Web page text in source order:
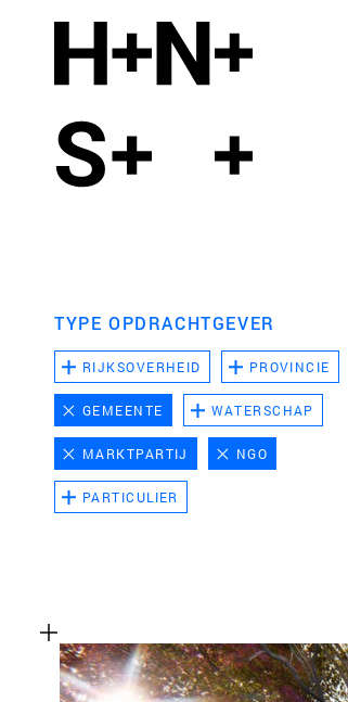
TYPE OPDRACHTGEVER
RIJKSOVERHEID PROVINCIE
GEMEENTE WATERSCHAP
MARKTPARTIJ NGO
PARTICULIER